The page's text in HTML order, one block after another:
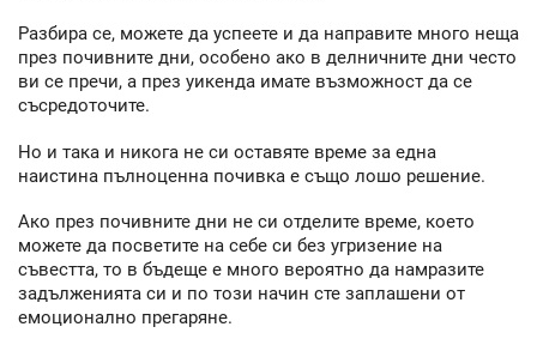
Разбира се, можете да успеете и да направите много неща
през почивните дни, особено ако в делничните дни често
ви се пречи, а през уикенда имате възможност да се
съсредоточите.
Но и така и никога не си оставяте време за една
наистина пълноценна почивка е също лошо решение.
Ако през почивните дни не си отделите време, което
можете да посветите на себе си без угризение на
съвестта, то в бъдеще е много вероятно да намразите
задълженията си и по този начин сте заплашени от
емоционално прегаряне.